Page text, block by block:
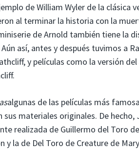
de William Wyler de la clásica
al terminar la historia con la
de Arnold también tiene la
así, antes y después tuvimos a
y películas como la versión
algunas de las películas más
sus materiales originales. De
realizada de Guillermo del Toro de
y la de Del Toro de Creature de